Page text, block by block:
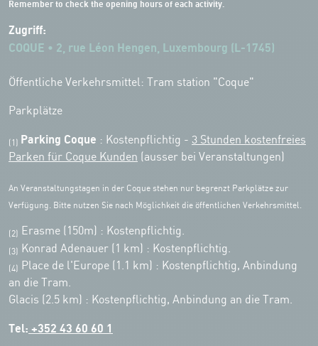
Remember to check the opening hours of each activity.
Zugriff:
COQUE • 2, rue Léon Hengen, Luxembourg (L-1745)
Öffentliche Verkehrsmittel: Tram station "Coque"
Parkplätze
(1) Parking Coque : Kostenpflichtig - 3 Stunden kostenfreies
Parken für Coque Kunden (ausser bei Veranstaltungen)
An Veranstaltungstagen in der Coque stehen nur begrenzt Parkplätze zur
Verfügung. Bitte nutzen Sie nach Möglichkeit die öffentlichen Verkehrsmittel.
(2) Erasme (150m) : Kostenpflichtig.
(3) Konrad Adenauer (1 km) : Kostenpflichtig.
(4)
Place de l'Europe (1.1 km) : Kostenpflichtig, Anbindung
an die Tram.
Glacis (2.5 km) : Kostenpflichtig, Anbindung an die Tram.
Tel: +352 43 60 60 1